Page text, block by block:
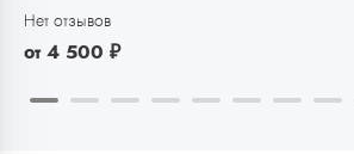
Нет отзывов
от 4 500 ₽